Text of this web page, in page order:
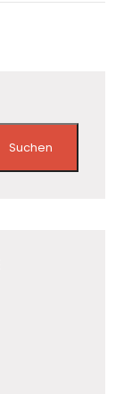
Suchen